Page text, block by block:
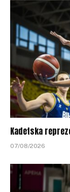
Kadetska
07/08/2026